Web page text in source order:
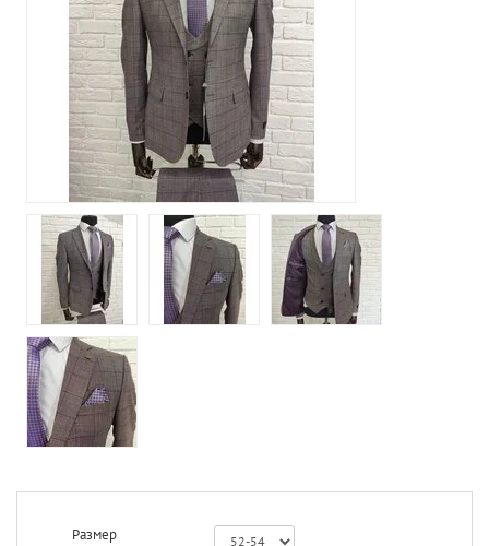
Размер